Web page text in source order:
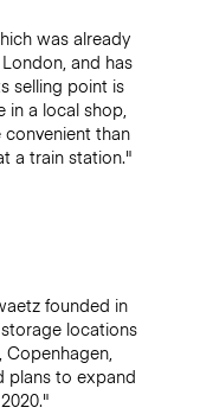
was already
and has
selling point is
in a local shop,
than
a train station."
founded in
locations
Copenhagen,
plans to expand